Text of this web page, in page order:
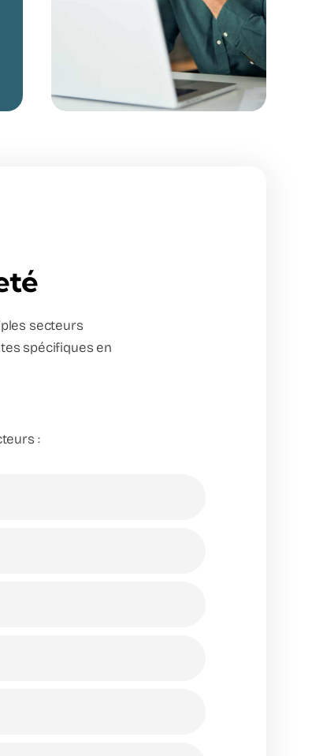
secteurs
spécifiques en
: